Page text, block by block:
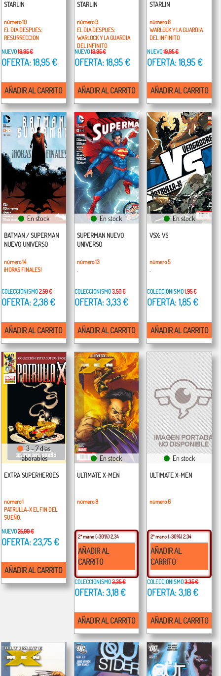
STARLIN
número 10
EL DIA DESPUES:
RESURRECCION
NUEVO19,95 €
OFERTA: 18,95 €
AÑADIR AL CARRITO
STARLIN
número 9
EL DIA DESPUES:
WARLOCK Y LA GUARDIA
DEL INFINITO
NUEVO19,95 €
OFERTA: 18,95 €
AÑADIR AL CARRITO
STARLIN
número 8
WARLOCK Y LA GUARDIA
DEL INFINITO
NUEVO19,95 €
OFERTA: 18,95 €
AÑADIR AL CARRITO
En stock
BATMAN / SUPERMAN
NUEVO UNIVERSO
número 14
¡HORAS FINALES!
COLECCIONISMO2,50 €
OFERTA: 2,38 €
AÑADIR AL CARRITO
En stock
SUPERMAN NUEVO
UNIVERSO
número 13
.
COLECCIONISMO3,50 €
OFERTA: 3,33 €
AÑADIR AL CARRITO
En stock
VSX: VS
número 5
.
COLECCIONISMO1,95 €
OFERTA: 1,85 €
AÑADIR AL CARRITO
3 - 7 días
laborables
EXTRA SUPERHEROES
número 1
PATRULLA-X EL FIN DEL
SUEÑO.
NUEVO25,00 €
OFERTA: 23,75 €
AÑADIR AL CARRITO
En stock
ULTIMATE X-MEN
número 8
2ª mano(-30%) 2,34
AÑADIR AL
CARRITO
COLECCIONISMO3,35 €
OFERTA: 3,18 €
AÑADIR AL CARRITO
En stock
ULTIMATE X-MEN
número 6
2ª mano(-30%) 2,34
AÑADIR AL
CARRITO
COLECCIONISMO3,35 €
OFERTA: 3,18 €
AÑADIR AL CARRITO